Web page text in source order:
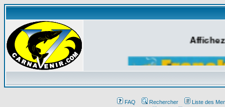
FAQ Rechercher
Liste des